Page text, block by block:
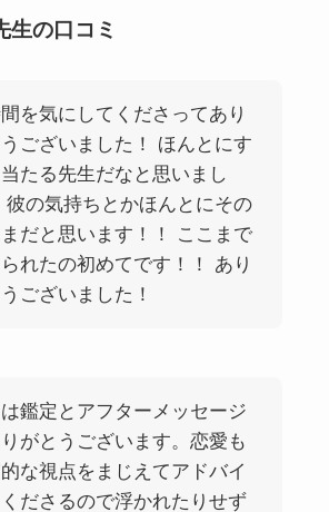
の口コミ
を気にしてくださってあり
ございました！ ほんとにす
たる先生だなと思いまし
彼の気持ちとかほんとにその
だと思います！！ ここまで
れたの初めてです！！ あり
ございました！
鑑定とアフターメッセージ
がとうございます。恋愛も
な視点をまじえてアドバイ
ださるので浮かれたりせず